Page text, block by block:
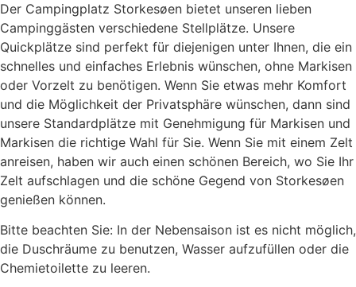
Der Campingplatz Storkesøen bietet unseren lieben
Campinggästen verschiedene Stellplätze. Unsere
Quickplätze sind perfekt für diejenigen unter Ihnen, die ein
schnelles und einfaches Erlebnis wünschen, ohne Markisen
oder Vorzelt zu benötigen. Wenn Sie etwas mehr Komfort
und die Möglichkeit der Privatsphäre wünschen, dann sind
unsere Standardplätze mit Genehmigung für Markisen und
Markisen die richtige Wahl für Sie. Wenn Sie mit einem Zelt
anreisen, haben wir auch einen schönen Bereich, wo Sie Ihr
Zelt aufschlagen und die schöne Gegend von Storkesøen
genießen können.
Bitte beachten Sie: In der Nebensaison ist es nicht möglich,
die Duschräume zu benutzen, Wasser aufzufüllen oder die
Chemietoilette zu leeren.